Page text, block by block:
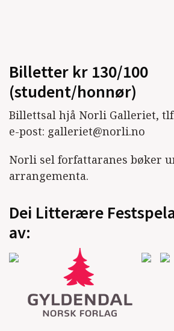
Billetter kr 130/100
(student/honnør)
Billettsal hjå Norli Galleriet,
e-post: galleriet@norli.no
Norli sel forfattaranes bøker
arrangementa.
Dei Litterære
av: